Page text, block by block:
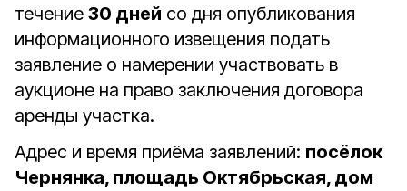
течение 30 дней со дня опубликования
информационного извещения подать
заявление о намерении участвовать в
аукционе на право заключения договора
аренды участка.
Адрес и время приёма заявлений: посёлок
Чернянка, площадь Октябрьская, дом